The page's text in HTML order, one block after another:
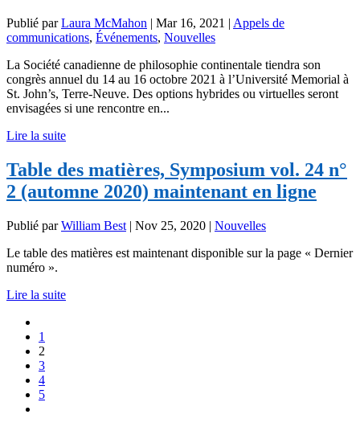
Publié parLaura McMahon | Mar 16, 2021 | Appels de
communications, Événements, Nouvelles
La Société canadienne de philosophie continentale tiendra son
congrès annuel du 14 au 16 octobre 2021 à l’Université Memorial à
St. John’s, Terre-Neuve. Des options hybrides ou virtuelles seront
envisagées si une rencontre en...
Lire la suite
Table des matières, Symposium vol. 24 n°
2 (automne 2020) maintenant en ligne
Publié parWilliam Best | Nov 25, 2020 | Nouvelles
Le table des matières est maintenant disponible sur la page « Dernier
numéro ».
Lire la suite
1
2
3
4
5